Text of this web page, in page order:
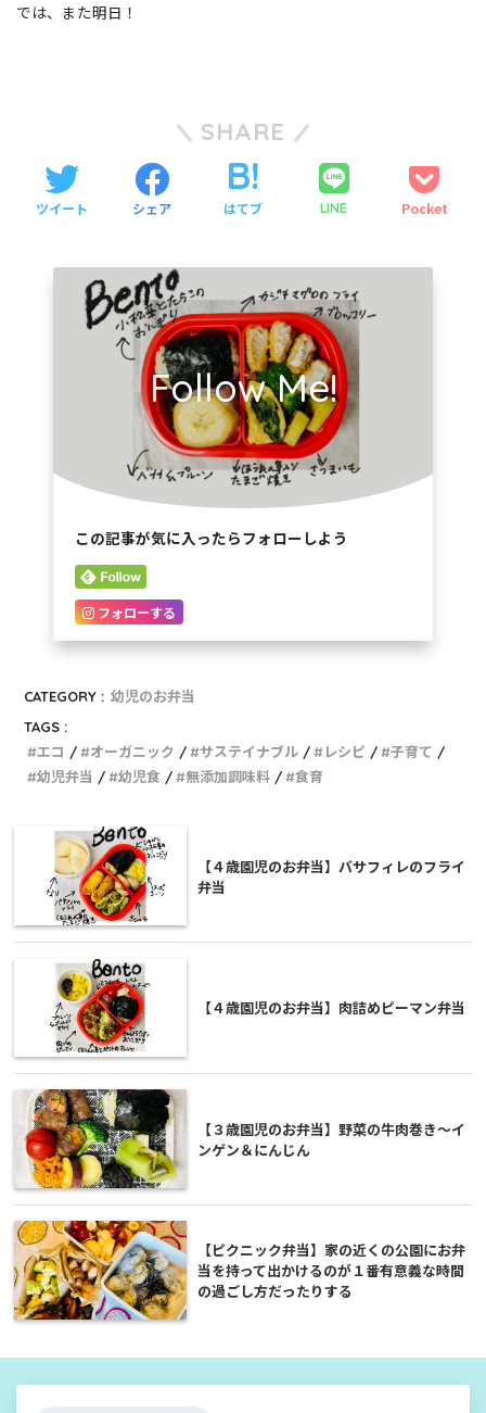
では、また明日！
SHARE
ツイート シェア はてブ LINE Pocket
Follow Me!
この記事が気に入ったらフォローしよう
フォローする
CATEGORY : 幼児のお弁当
TAGS :
エコ
オーガニック サステイナブル レシピ
子育て
幼児弁当
幼児食 無添加調味料 食育
【４歳園児のお弁当】バサフィレのフライ
弁当
【４歳園児のお弁当】肉詰めピーマン弁当
【３歳園児のお弁当】野菜の牛肉巻き〜イ
ンゲン＆にんじん
【ピクニック弁当】家の近くの公園にお弁
当を持って出かけるのが１番有意義な時間
の過ごし方だったりする